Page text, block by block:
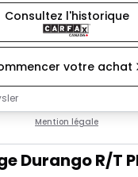
Consultez l'historique
votre achat
Mention légale
Durango R/T